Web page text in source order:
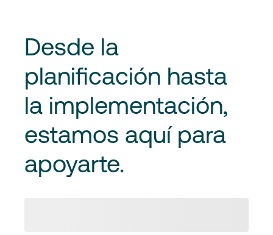
Desde la
planificación hasta
la implementación,
estamos aquí para
apoyarte.